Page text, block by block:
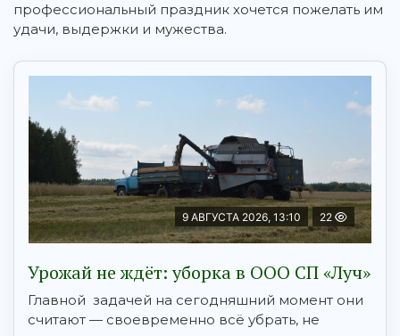
профессиональный праздник хочется пожелать им
удачи, выдержки и мужества.
9 АВГУСТА 2026, 13:10 22
Урожай не ждёт: уборка в ООО СП «Луч»
Главной задачей на сегодняшний момент они
считают — своевременно всё убрать, не